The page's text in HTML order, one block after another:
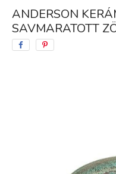
ANDERSON
SAVMARATOTT